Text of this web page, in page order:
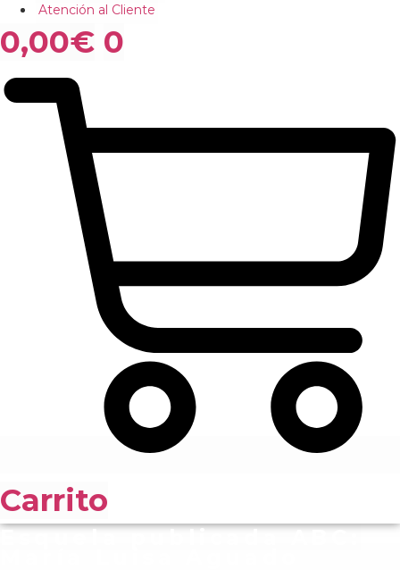
Atención al Cliente
0,00€ 0
Carrito